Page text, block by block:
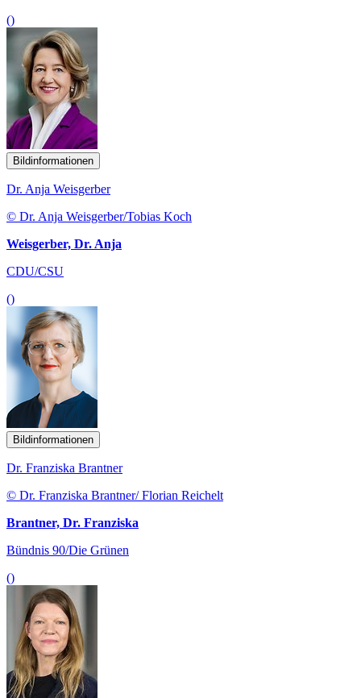
()
Bildinformationen
Dr. Anja Weisgerber
© Dr. Anja Weisgerber/Tobias Koch
Weisgerber, Dr. Anja
CDU/CSU
()
Bildinformationen
Dr. Franziska Brantner
© Dr. Franziska Brantner/ Florian Reichelt
Brantner, Dr. Franziska
Bündnis 90/Die Grünen
()